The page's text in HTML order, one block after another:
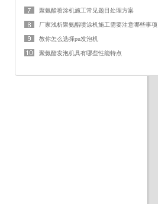
聚氨酯喷涂机施工常见题目处理方案
厂家浅析聚氨酯喷涂机施工需要注意哪些事项
教你怎么选择pu发泡机
聚氨酯发泡机具有哪些性能特点